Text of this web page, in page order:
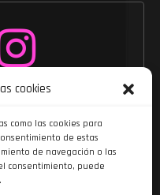
cookies
como las cookies para
de estas
de navegación o las
consentimiento, puede
en